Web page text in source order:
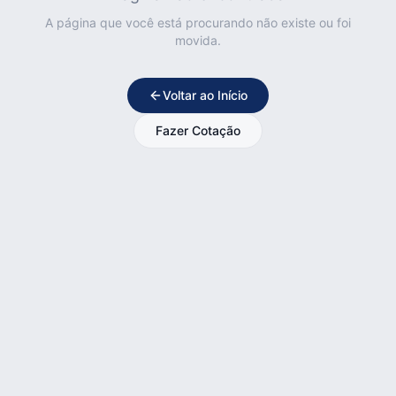
A página que você está procurando não existe ou foi
movida.
Voltar ao Início
Fazer Cotação